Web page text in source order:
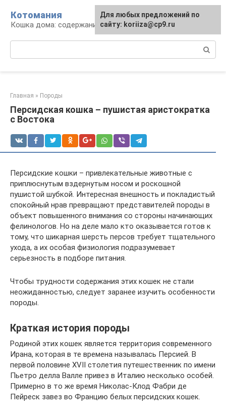
контенту
Котомания
Кошка дома: содержание и уход
Главная » Породы
Персидская кошка – пушистая аристократка
с Востока
Персидские кошки – привлекательные животные с
приплюснутым вздернутым носом и роскошной
пушистой шубкой. Интересная внешность и покладистый
спокойный нрав превращают представителей породы в
объект повышенного внимания со стороны начинающих
фелинологов. Но на деле мало кто оказывается готов к
тому, что шикарная шерсть персов требует тщательного
ухода, а их особая физиология подразумевает
серьезность в подборе питания.
Чтобы трудности содержания этих кошек не стали
неожиданностью, следует заранее изучить особенности
породы.
Краткая история породы
Родиной этих кошек является территория современного
Ирана, которая в те времена называлась Персией. В
первой половине XVII столетия путешественник по имени
Пьетро делла Валле привез в Италию несколько особей.
Примерно в то же время Николас-Клод Фабри де
Пейреск завез во Францию белых персидских кошек.
Для любых предложений по
сайту: koriiza@cp9.ru